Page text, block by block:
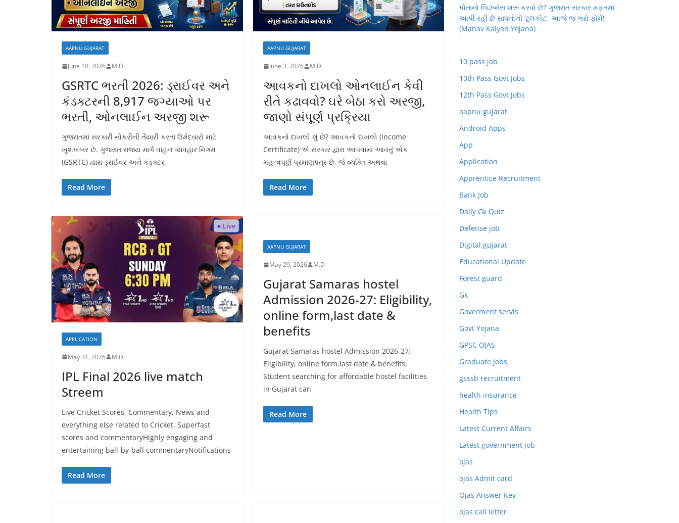
AAPNU GUJARAT
June 10, 2026 M.D
GSRTC ભરતી 2026: ડ્રાઈવર અને
કંડક્ટરની 8,917 જગ્યાઓ પર
ભરતી, ઓનલાઈન અરજી શરૂ
ગુજરાતમાં સરકારી નોકરીની તૈયારી કરતા ઉમેદવારો માટે
ખુશખબર છે. ગુજરાત રાજ્ય માર્ગ વાહન વ્યવહાર નિગમ
(GSRTC) દ્વારા ડ્રાઈવર અને કંડક્ટર
Read More
AAPNU GUJARAT
June 3, 2026 M.D
આવકનો દાખલો ઓનલાઈન કેવી
રીતે કઢાવવો? ઘરે બેઠા કરો અરજી,
જાણો સંપૂર્ણ પ્રક્રિયા
આવકનો દાખલો શું છે? આવકનો દાખલો (Income
Certificate) એ સરકાર દ્વારા આપવામાં આવતું એક
મહત્વપૂર્ણ પ્રમાણપત્ર છે, જે વ્યક્તિ અથવા
Read More
APPLICATION
May 31, 2026 M.D
IPL Final 2026 live match
Streem
Live Cricket Scores, Commentary, News and
everything else related to Cricket. Superfast
scores and commentaryHighly engaging and
entertaining ball-by-ball commentaryNotifications
Read More
AAPNU GUJARAT
May 29, 2026 M.D
Gujarat Samaras hostel
Admission 2026-27: Eligibility,
online form,last date &
benefits
Gujarat Samaras hostel Admission 2026-27:
Eligibility, online form,last date & benefits.
Student searching for affordable hostel facilities
in Gujarat can
Read More
પોતાનો બિઝનેસ શરૂ કરવો છે? ગુજરાત સરકાર મફતમાં
આપી રહી છે સાધનોની ‘ટૂલકીટ’, આજે જ ભરો ફોર્મ!
(Manav Kalyan Yojana)
10 pass job
10th Pass Govt Jobs
12th Pass Govt Jobs
aapnu gujarat
Android Apps
App
Application
Apprentice Recruitment
Bank Job
Daily Gk Quiz
Defense job
Digital gujarat
Educational Update
Forest guard
Gk
Goverment servis
Govt Yojana
GPSC OJAS
Graduate Jobs
gsssb recruitment
health insurance
Health Tips
Latest Current Affairs
Latest government job
ojas
ojas Admit card
Ojas Answer Key
ojas call letter